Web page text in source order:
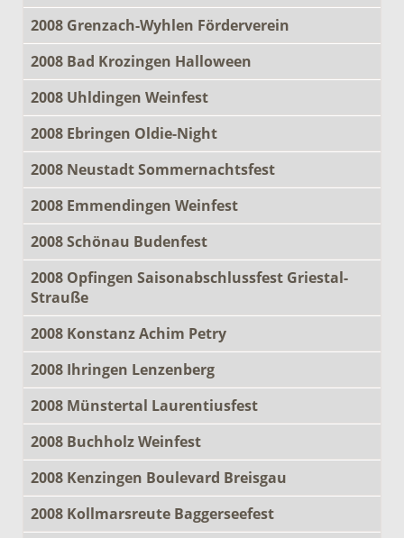
2008 Grenzach-Wyhlen Förderverein
2008 Bad Krozingen Halloween
2008 Uhldingen Weinfest
2008 Ebringen Oldie-Night
2008 Neustadt Sommernachtsfest
2008 Emmendingen Weinfest
2008 Schönau Budenfest
2008 Opfingen Saisonabschlussfest Griestal-
Strauße
2008 Konstanz Achim Petry
2008 Ihringen Lenzenberg
2008 Münstertal Laurentiusfest
2008 Buchholz Weinfest
2008 Kenzingen Boulevard Breisgau
2008 Kollmarsreute Baggerseefest